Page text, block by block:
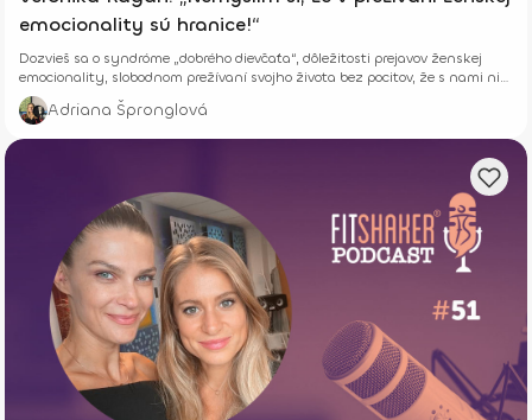
emocionality sú hranice!“
Dozvieš sa o syndróme „dobrého dievčaťa“, dôležitosti prejavov ženskej
emocionality, slobodnom prežívaní svojho života bez pocitov, že s nami nie
je niečo v poriadku.
Adriana Špronglová